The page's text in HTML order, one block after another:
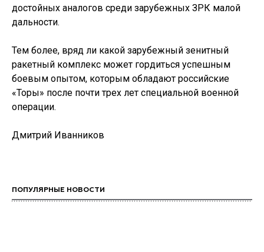
достойных аналогов среди зарубежных ЗРК малой
дальности.
Тем более, вряд ли какой зарубежный зенитный
ракетный комплекс может гордиться успешным
боевым опытом, которым обладают российские
«Торы» после почти трех лет специальной военной
операции.
Дмитрий Иванников
ПОПУЛЯРНЫЕ НОВОСТИ